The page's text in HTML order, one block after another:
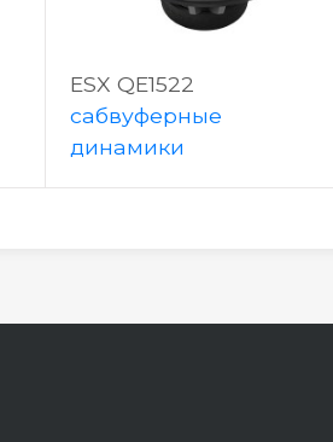
ESX QE1522
сабвуферные
динамики